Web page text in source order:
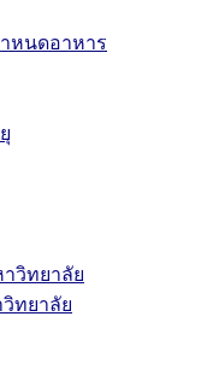
หนดอาหาร
วิทยาลัย
ทยาลัย